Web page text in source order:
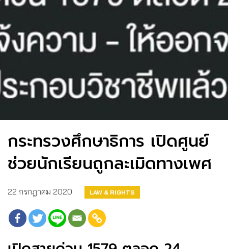
กระทรวงศึกษาธิการ เปิดศูนย์
ช่วยนักเรียนถูกละเมิดทางเพศ
22 กรกฎาคม 2020 LAW & RIGHTS